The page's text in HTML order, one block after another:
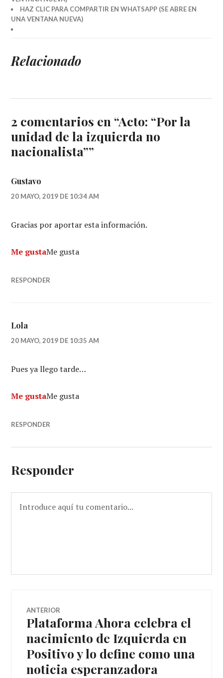
HAZ CLIC PARA COMPARTIR EN WHATSAPP (SE ABRE EN
UNA VENTANA NUEVA)
Relacionado
2 comentarios en “Acto: “Por la
unidad de la izquierda no
nacionalista””
Gustavo
20 MAYO, 2019 DE 10:34 AM
Gracias por aportar esta información.
Me gustaMe gusta
RESPONDER
Lola
20 MAYO, 2019 DE 10:35 AM
Pues ya llego tarde…
Me gustaMe gusta
RESPONDER
Responder
Navegador
de
artículos
ANTERIOR
Entrada
anterior:
Plataforma Ahora celebra el
nacimiento de Izquierda en
Positivo y lo define como una
noticia esperanzadora